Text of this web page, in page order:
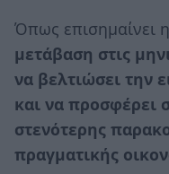
Όπως επισημαίνει η
μετάβαση στις
να βελτιώσει την
και να προσφέρει
στενότερης
πραγματικής